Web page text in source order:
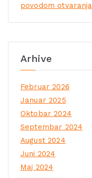
povodom
Arhive
Februar 2026
Januar 2025
Oktobar 2024
Septembar 2024
August 2024
Juni 2024
Maj 2024